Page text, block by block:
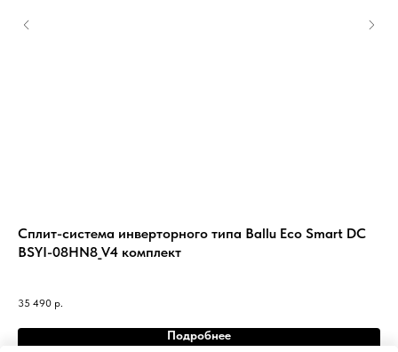
Сплит-система инверторного типа Ballu Eco Smart DC
BSYI-08HN8_V4 комплект
35 490 р.
Подробнее